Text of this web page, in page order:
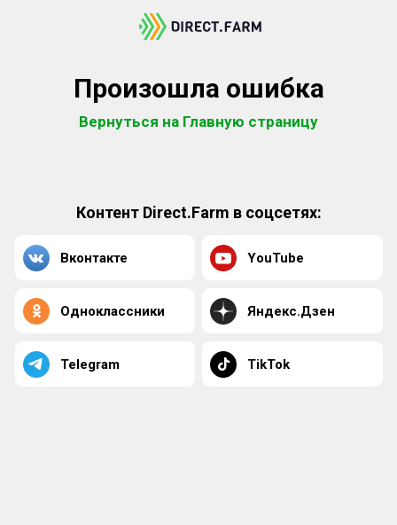
Произошла ошибка
Вернуться на Главную страницу
Контент Direct.Farm в соцсетях:
Вконтакте YouTube
Одноклассники Яндекс.Дзен
Telegram TikTok